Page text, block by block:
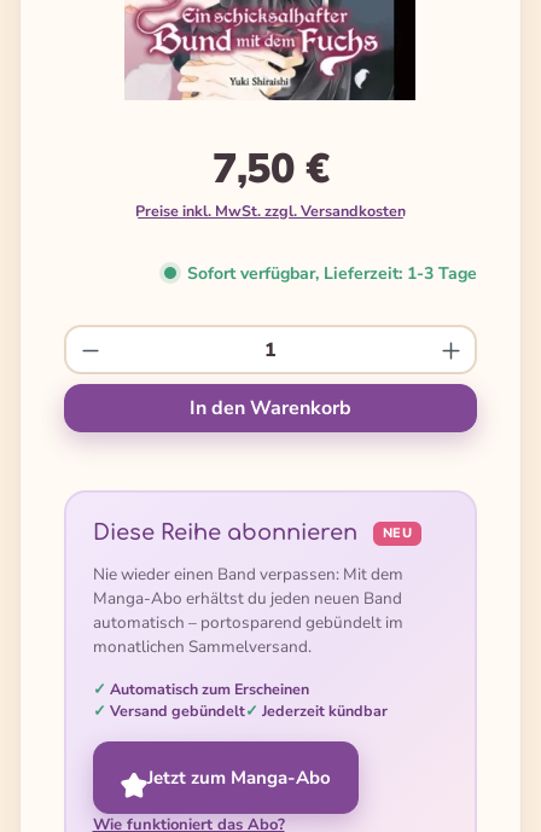
7,50 €
Preise inkl. MwSt. zzgl. Versandkosten
Sofort verfügbar, Lieferzeit: 1-3 Tage
Produkt Anzahl: Gib den gewünschten
In den Warenkorb
Diese Reihe abonnieren NEU
Nie wieder einen Band verpassen: Mit dem
Manga-Abo erhältst du jeden neuen Band
automatisch – portosparend gebündelt im
monatlichen Sammelversand.
Automatisch zum Erscheinen
Versand gebündelt
Jederzeit kündbar
Jetzt zum Manga-Abo
Wie funktioniert das Abo?